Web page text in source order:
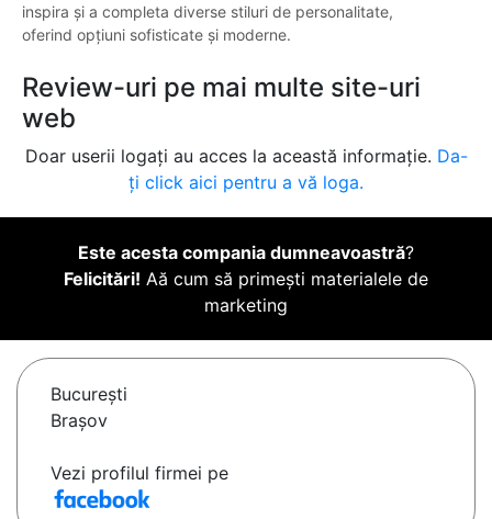
inspira și a completa diverse stiluri de personalitate,
oferind opțiuni sofisticate și moderne.
Review-uri pe mai multe site-uri
web
Doar userii logați au acces la această informație. Da-
ți click aici pentru a vă loga.
Este acesta compania dumneavoastră?
Felicitări! Aă cum să primești materialele de
marketing
Bucureşti
Brașov
Vezi profilul firmei pe